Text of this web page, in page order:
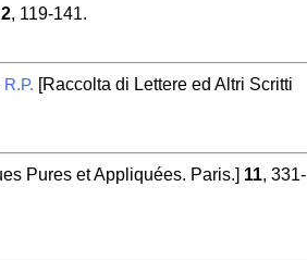
2, 119-141.
R.P. [Raccolta di Lettere ed Altri Scritti
Pures et Appliquées. Paris.] 11, 331-